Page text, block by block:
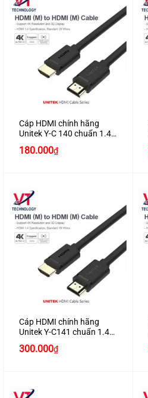
Cáp HDMI chính hãng
Unitek Y-C 140 chuẩn 1.4
cao cấp
180.000₫
Cáp HDMI chính hãng
Unitek Y-C141 chuẩn 1.4
dài 8M hỗ trợ 3D , 4K*2K
cao cấp
300.000₫